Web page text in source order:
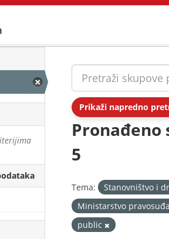
Prikaži napredno
Pronađeno
5
Tema: Stanovništvo i
Ministarstvo
public